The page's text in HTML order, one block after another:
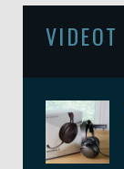
VIDEOT